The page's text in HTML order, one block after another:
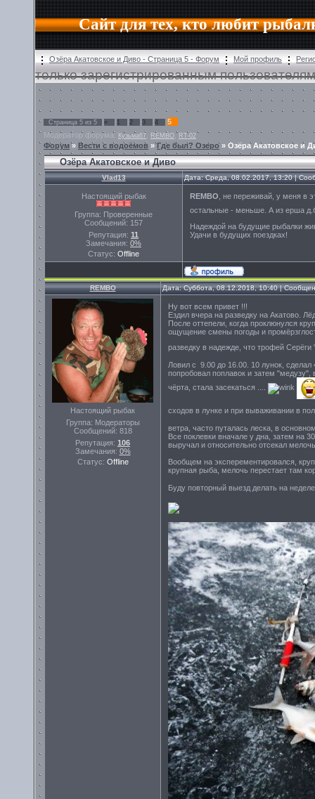
Сайт для тех, кто любит
Озёра Акатовское и Диво - Страница 5 - Форум Мой профиль
только зарегистрированным
Страница 5 из 5 « 1 2 3 4
5
Модератор форума: Кузьма67 REMBO , RT-02
Форум» Вести с водоёмов »Где был? Озеро» Озёра Акатовское и
Озёра Акатовское и Диво
Vlad13 Дата: Среда, 08.02.2017, 13:20 |
Настоящий рыбак
Группа: Проверенные
Сообщений: 157
Репутация: 11
Замечания: 0%
Статус: Offline
REMBO , не переживай, у меня в
остальные - меньше. А из ерша
Надеждой на будущие рыбалки
Удачи в будущих поездках!
REMBO Дата: Суббота, 08.12.2018, 10:40 |
Настоящий рыбак
Группа: Модераторы
Сообщений: 818
Репутация: 106
Замечания: 0%
Статус: Offline
Ну вот всем привет !!!
Ездил вчера на разведку на Акатово.
После оттепели, когда проклюнулся
ощущение смены погоды и
разведку в надежде, что трофей
Ловил с 9.00 до 16.00. 10 лунок,
попробовал поплавок и затем
чёрта, стала засекаться ....
сходов в лунке и при вываживании в
ветра, часто путалась леска, в
Все поклевки вначале у дна, затем на
выручал и относительно отсекал
Вообщем на эксперементировался,
крупная рыба, мелочь перестает там
Буду повторный выезд делать на